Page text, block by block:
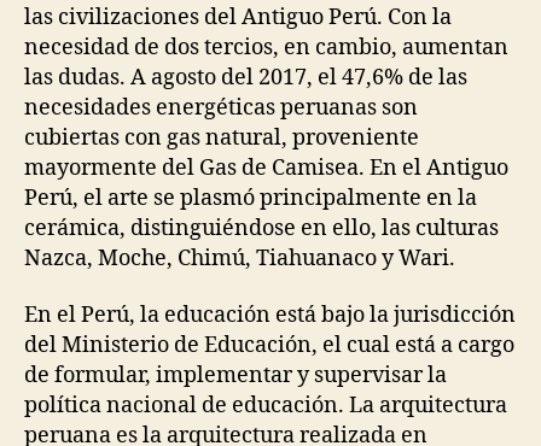
las civilizaciones del Antiguo Perú. Con la
necesidad de dos tercios, en cambio, aumentan
las dudas. A agosto del 2017, el 47,6% de las
necesidades energéticas peruanas son
cubiertas con gas natural, proveniente
mayormente del Gas de Camisea. En el Antiguo
Perú, el arte se plasmó principalmente en la
cerámica, distinguiéndose en ello, las culturas
Nazca, Moche, Chimú, Tiahuanaco y Wari.
En el Perú, la educación está bajo la jurisdicción
del Ministerio de Educación, el cual está a cargo
de formular, implementar y supervisar la
política nacional de educación. La arquitectura
peruana es la arquitectura realizada en